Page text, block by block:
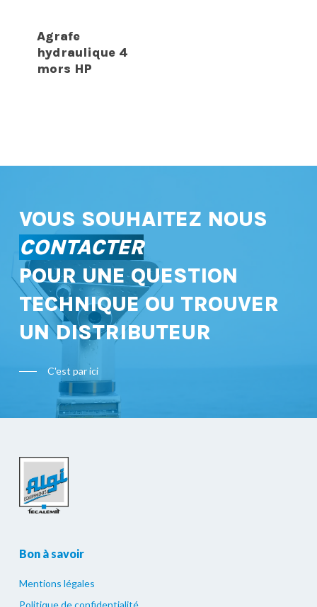
Agrafe
hydraulique 4
mors HP
VOUS SOUHAITEZ NOUS
CONTACTER
POUR UNE QUESTION
TECHNIQUE OU TROUVER
UN DISTRIBUTEUR
C'est par ici
Bon à savoir
Mentions légales
Politique de confidentialité